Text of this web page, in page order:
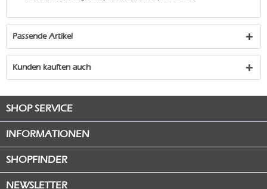
Passende Artikel
Kunden kauften auch
SHOP SERVICE
INFORMATIONEN
SHOPFINDER
NEWSLETTER